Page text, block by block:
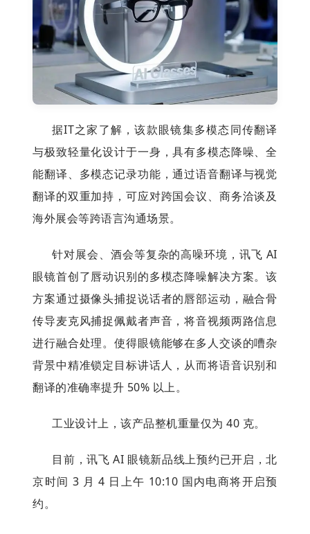
据IT之家了解，该款眼镜集多模态同传翻译
与极致轻量化设计于一身，具有多模态降噪、全
能翻译、多模态记录功能，通过语音翻译与视觉
翻译的双重加持，可应对跨国会议、商务洽谈及
海外展会等跨语言沟通场景。
针对展会、酒会等复杂的高噪环境，讯飞 AI
眼镜首创了唇动识别的多模态降噪解决方案。该
方案通过摄像头捕捉说话者的唇部运动，融合骨
传导麦克风捕捉佩戴者声音，将音视频两路信息
进行融合处理。使得眼镜能够在多人交谈的嘈杂
背景中精准锁定目标讲话人，从而将语音识别和
翻译的准确率提升 50% 以上。
工业设计上，该产品整机重量仅为 40 克。
目前，讯飞 AI 眼镜新品线上预约已开启，北
京时间 3 月 4 日上午 10:10 国内电商将开启预
约。